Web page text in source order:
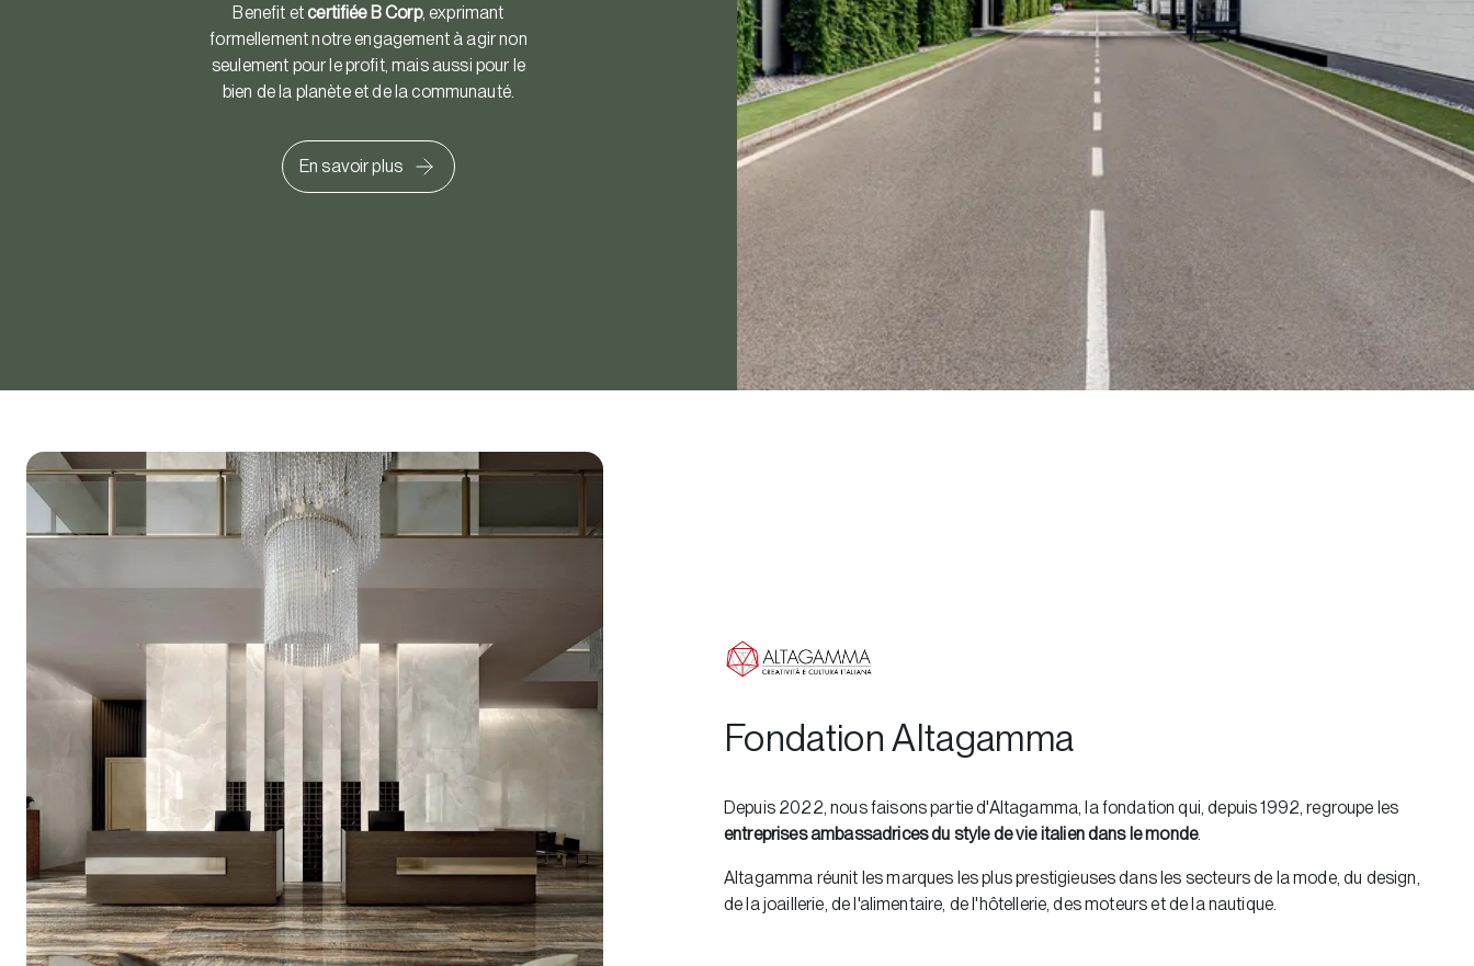
Benefit etcertifiée B Corp, exprimant
formellement notre engagement à agir non
seulement pour le profit, mais aussi pour le
bien de la planète et de la communauté.
En savoir plus
Fondation Altagamma
Depuis 2022, nous faisons partie d'Altagamma, la fondation qui, depuis 1992, regroupe les
entreprises ambassadrices du style de vie italien dans le monde.
Altagamma réunit les marques les plus prestigieuses dans les secteurs de la mode, du design,
de la joaillerie, de l'alimentaire, de l'hôtellerie, des moteurs et de la nautique.